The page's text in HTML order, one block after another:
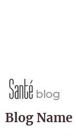
Blog Name